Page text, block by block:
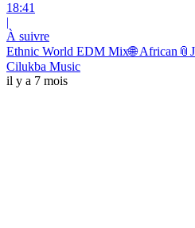
18:41
|
À suivre
Ethnic World EDM Mix🌐
Cilukba Music
il y a 7 mois